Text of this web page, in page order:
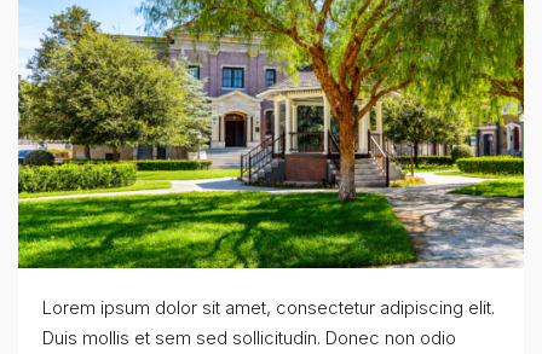
Lorem ipsum dolor sit amet, consectetur adipiscing elit.
Duis mollis et sem sed sollicitudin. Donec non odio